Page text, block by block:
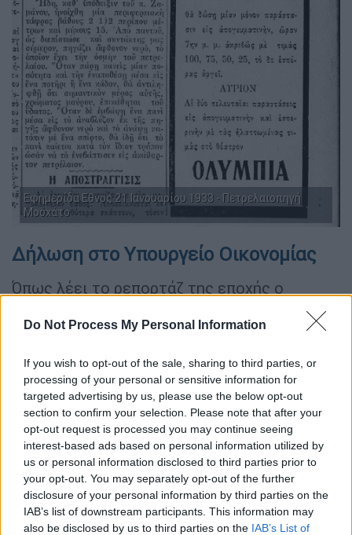
Do Not Process My Personal Information
If you wish to opt-out of the sale, sharing to third parties, or
processing of your personal or sensitive information for
targeted advertising by us, please use the below opt-out
section to confirm your selection. Please note that after your
opt-out request is processed you may continue seeing
interest-based ads based on personal information utilized by
us or personal information disclosed to third parties prior to
your opt-out. You may separately opt-out of the further
disclosure of your personal information by third parties on the
IAB’s list of downstream participants. This information may
also be disclosed by us to third parties on the IAB’s List of
Eφημερίδα Εθνος 21 Ιανουαρίου 1933 - Πετρελαιοπηγή
Μοσχάτο
Δήλωση στο Υπουργείο Οικονομίας
Όπως λέει το ρεπορτάζ της εποχής ο
φάρσα αλλά για πραγματικότητα και
έναν χρόνο είχε πάει στο Υπουργείο
Οικονομίας και είχε δηλώσει το συμβάν,
όμως, οι υπάλληλοι του Υπουργείου τον
αποθάρρυναν λέγοντας του πως "θα έσπασε
κάποια κρυφή αποθήκη πετρελαίου που
υπήρχαν στην περιοχή κατά την περίοδο του
Α παγκοσμίου πολέμου και τροφοδοτούσαν
τα πολεμικά πλοία".